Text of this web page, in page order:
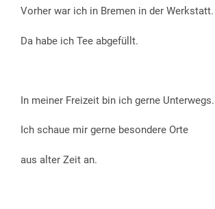
Vorher war ich in Bremen in der Werkstatt.
Da habe ich Tee abgefüllt.
In meiner Freizeit bin ich gerne Unterwegs.
Ich schaue mir gerne besondere Orte
aus alter Zeit an.